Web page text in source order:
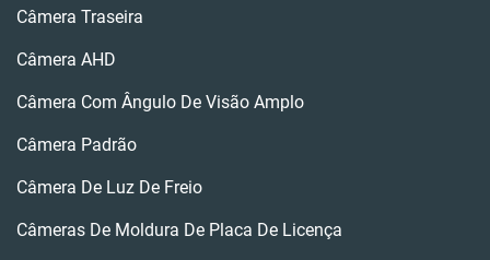
Câmera Traseira
Câmera AHD
Câmera Com Ângulo De Visão Amplo
Câmera Padrão
Câmera De Luz De Freio
Câmeras De Moldura De Placa De Licença